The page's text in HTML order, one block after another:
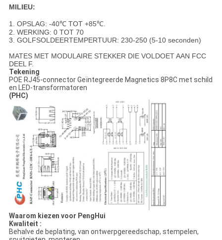
MILIEU:
1. OPSLAG: -40℃ TOT +85℃.
2. WERKING: 0 TOT 70
3. GOLFSOLDEERTEMPERTUUR: 230-250 (5-10 seconden)
MATES MET MODULAIRE STEKKER DIE VOLDOET AAN FCC
DEEL F.
Tekening
POE RJ45-connector Geïntegreerde Magnetics 8P8C met schild
en LED-transformatoren
(PHC)
Waarom kiezen voor PengHui
Kwaliteit :
Behalve de beplating, van ontwerpgereedschap, stempelen,